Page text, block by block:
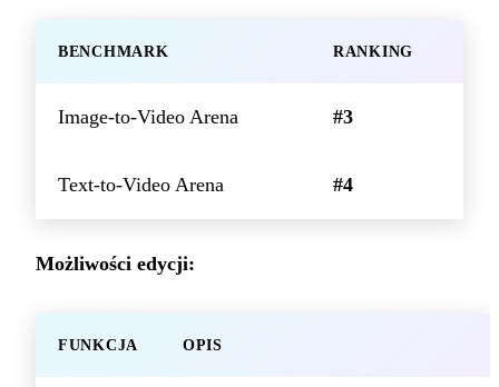
BENCHMARK RANKING
Image-to-Video Arena #3
Text-to-Video Arena #4
Możliwości edycji:
FUNKCJA OPIS